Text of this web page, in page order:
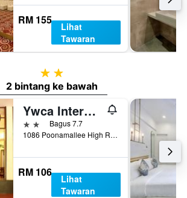
RM 155
Lihat
Tawaran
2 bintang
2 bintang ke bawah
Ywca International Guest House
2 bintangBagus 7.7
1086 Poonamallee High Road, Chennai, India
RM 106
Lihat
Tawaran